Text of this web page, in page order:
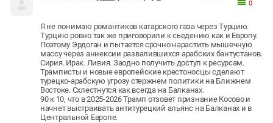
0
Я не понимаю романтиков катарского газа через Турцию.
Турцию ровно так же приговорили к сьедению как и Европу.
Поэтому Эрдоган и пытается срочно нарастить мышечную
массу через аннексии развалившихся арабских бантустанов.
Сирия. Ирак. Ливия. Заодно получить доступ к ресурсам.
Трамписты и новые европейские крестоносцы сделают
турецко-арабскую угрозу стержнем политики на Ближнем
Востоке. Схлестнутся как всегда на Балканах.
90 к 10, что в 2025-2026 Трамп отзовет признание Косово и
начнет выстраивать антитурецкий альянс на Балканах и в
Центральной Европе.